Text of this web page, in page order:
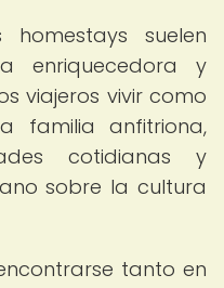
suelen
enriquecedora y
viajeros vivir como
familia anfitriona,
cotidianas y
sobre la cultura
tanto en